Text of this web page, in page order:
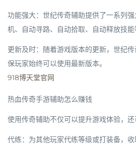
功能强大：世纪传奇辅助提供了一系列
机、自动寻路、自动拾取、自动释放技能
更新及时：随着游戏版本的更新，世纪
保玩家始终可以使用最新版本。
918博天堂官网
热血传奇手游辅助怎么赚钱
使用传奇辅助不仅可以提升游戏体验，还
代练：为其他玩家代练等级或打装备，收